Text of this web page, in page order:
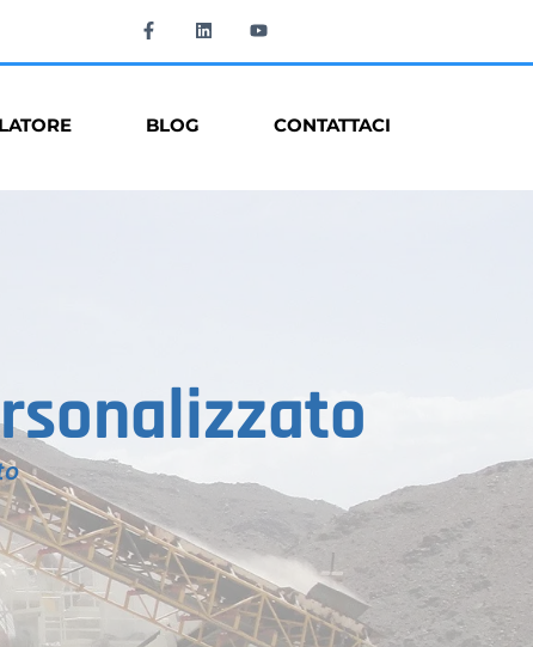
BLOG CONTATTACI